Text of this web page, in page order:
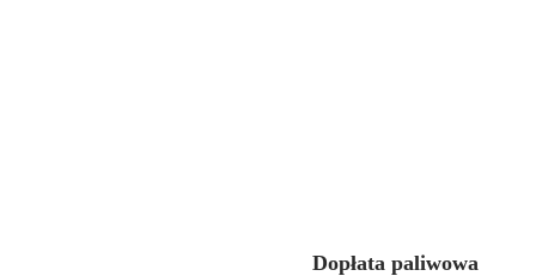
Dopłata paliwowa